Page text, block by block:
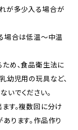
が多少入る場合が
場合は低温〜中温
め、食品衛生法に
幼児用の玩具など、
いでください。
す。複数回に分け
ります。作品作り